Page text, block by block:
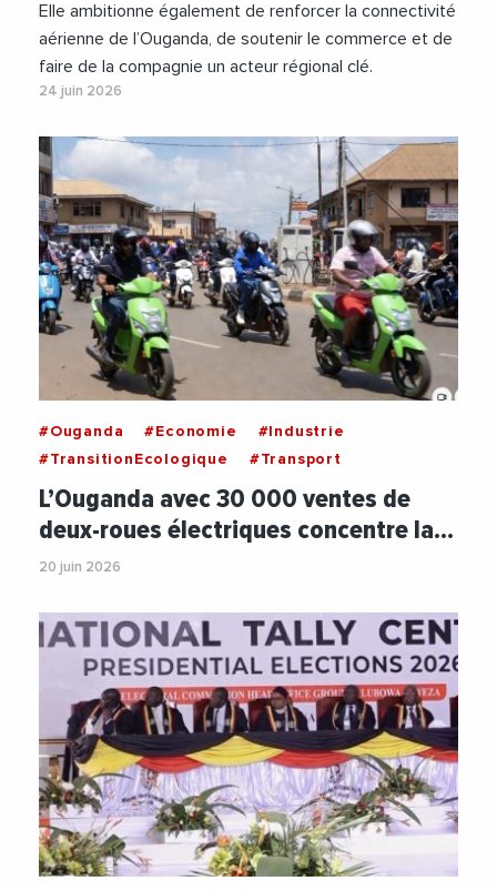
Elle ambitionne également de renforcer la connectivité
aérienne de l’Ouganda, de soutenir le commerce et de
faire de la compagnie un acteur régional clé.
24 juin 2026
#Ouganda #Economie
#Industrie
#TransitionEcologique
#Transport
L’Ouganda avec 30 000 ventes de
deux-roues électriques concentre la…
20 juin 2026